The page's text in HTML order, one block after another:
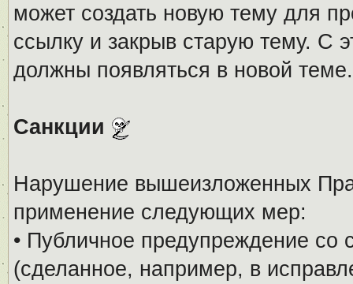
может создать новую тему для
ссылку и закрыв старую тему. С
должны появляться в новой теме.
Санкции
Нарушение вышеизложенных
применение следующих мер:
• Публичное предупреждение
(сделанное, например, в